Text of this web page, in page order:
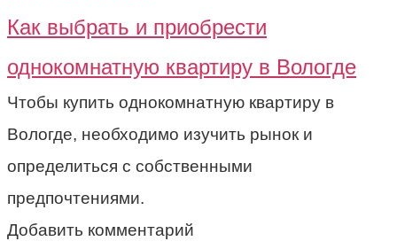
Как выбрать и приобрести
однокомнатную квартиру в Вологде
Чтобы купить однокомнатную квартиру в
Вологде, необходимо изучить рынок и
определиться с собственными
предпочтениями.
Добавить комментарий